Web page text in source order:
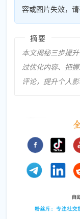
容或图片失效，
摘要
本文揭秘三步提
过优化内容、把
评论，提升个人影